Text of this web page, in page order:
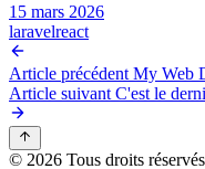
15 mars 2026
laravelreact
Article précédent My Web
Article suivant C'est le
© 2026 Tous droits